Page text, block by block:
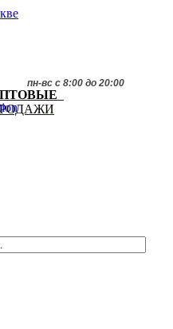
пн-вс с 8:00 до 20:00